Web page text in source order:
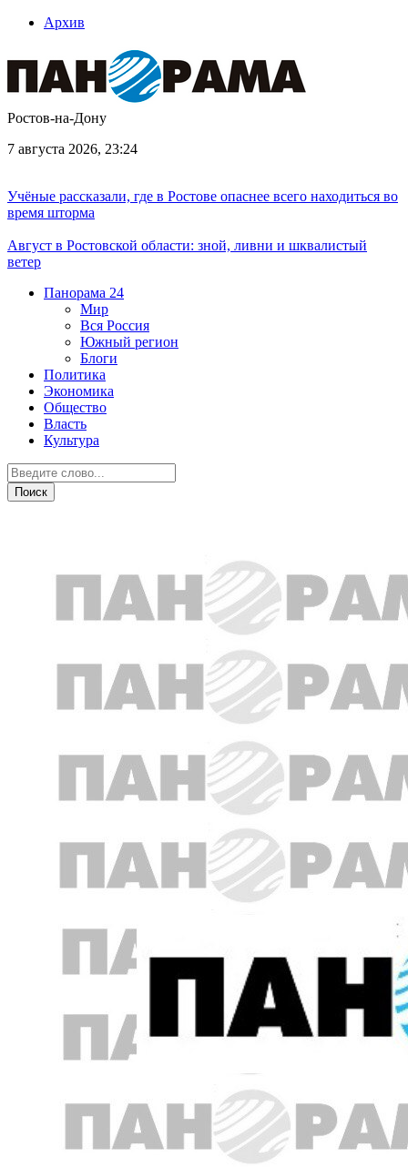
Архив
Ростов-на-Дону
7 августа 2026, 23:24
Учёные рассказали, где в Ростове опаснее всего находиться во
время шторма
Август в Ростовской области: зной, ливни и шквалистый
ветер
Панорама 24
Мир
Вся Россия
Южный регион
Блоги
Политика
Экономика
Общество
Власть
Культура